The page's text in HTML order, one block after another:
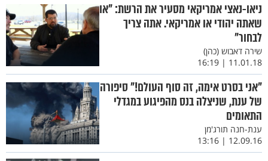
ניאו-נאצי אמריקאי מסעיר את הרשת: "או
שאתה יהודי או אמריקאי. אתה צריך
לבחור"
שירה דאבוש (כהן)
11.01.18 | 16:19
"אני בסרט אימה, זה סוף העולם!" סיפורה
של ענת, שניצלה בנס מהפיגוע במגדלי
התאומים
ענת-חנה תורג'מן
12.09.16 | 13:16